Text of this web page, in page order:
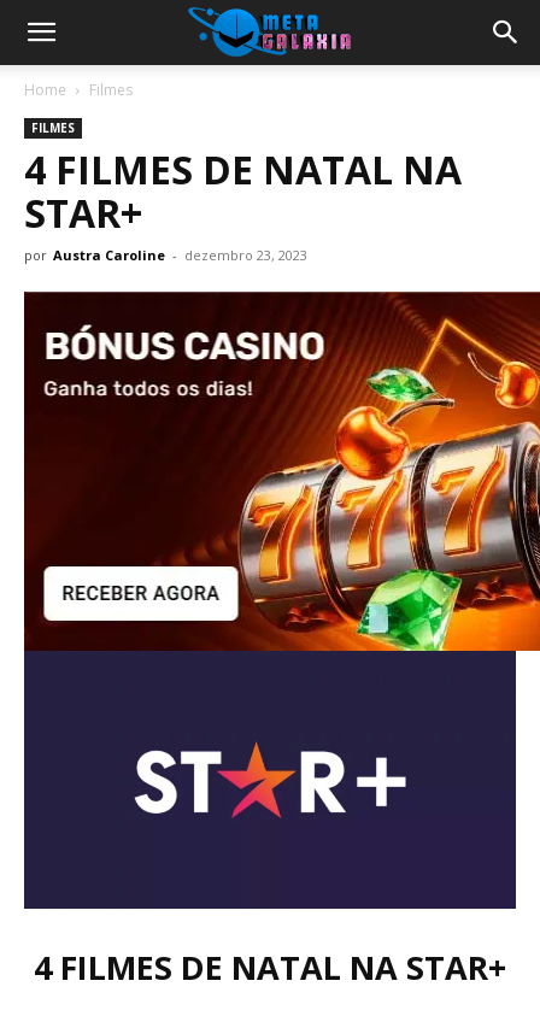
Home Filmes
FILMES
4 FILMES DE NATAL NA
STAR+
por Austra Caroline - dezembro 23, 2023
4 FILMES DE NATAL NA STAR+